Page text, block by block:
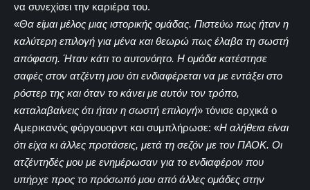
να συνεχίσει την καριέρα του.
«Θα είμαι μέλος μιας ιστορικής ομάδας. Πιστεύω πως ήταν η
καλύτερη επιλογή για μένα και θεωρώ πως έλαβα τη σωστή
απόφαση. Ήταν κάτι το αυτονόητο. Η ομάδα κατέστησε
σαφές στον ατζέντη μου ότι ενδιαφέρεται να με εντάξει στο
ρόστερ της και όταν το κάνει με αυτόν τον τρόπο,
καταλαβαίνεις ότι ήταν η σωστή επιλογή» τόνισε αρχικά ο
Αμερικανός φόργουορντ και συμπλήρωσε: «Η αλήθεια είναι
ότι είχα κι άλλες προτάσεις, μετά τη σεζόν με τον ΠΑΟΚ. Οι
ατζέντηδές μου με ενημέρωσαν για το ενδιαφέρον που
υπήρχε προς το πρόσωπό μου από άλλες ομάδες στην